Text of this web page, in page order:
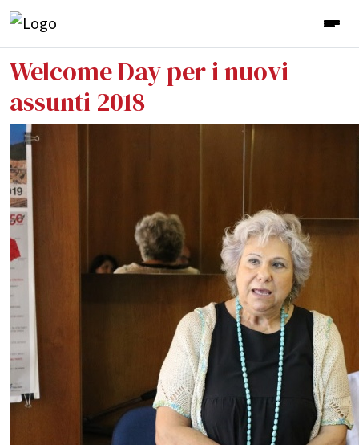
Welcome Day per i nuovi
assunti 2018